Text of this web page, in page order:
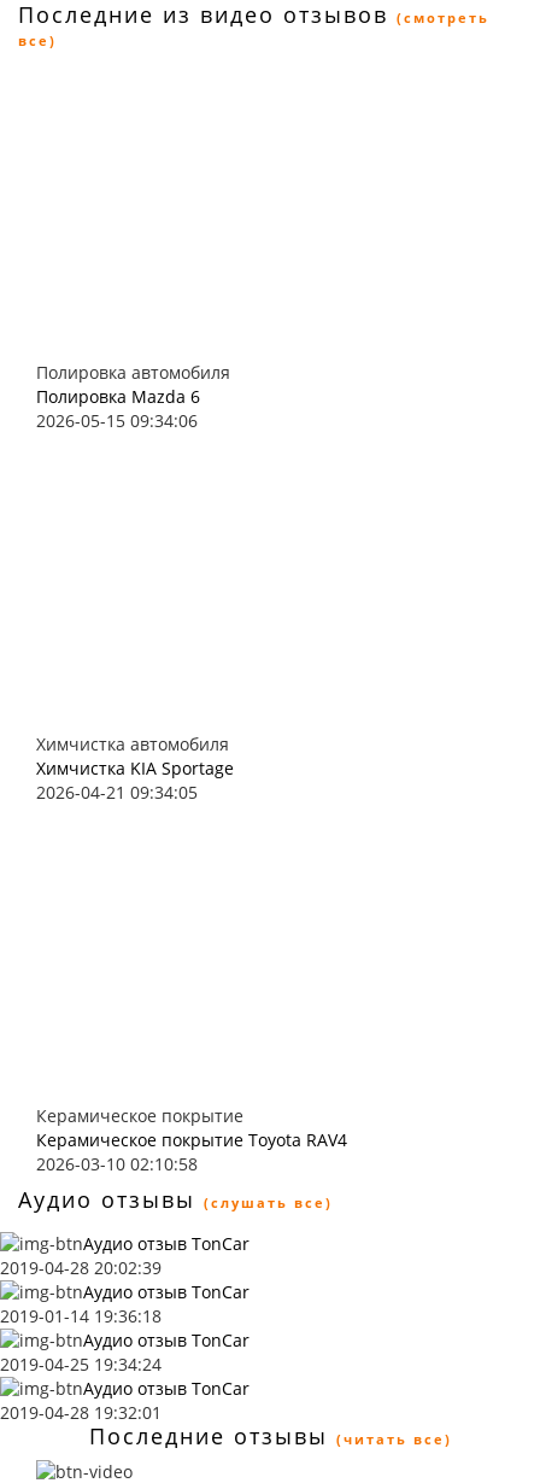
Последние из видео отзывов (смотреть
все)
Полировка автомобиля
Полировка Mazda 6
2026-05-15 09:34:06
Химчистка автомобиля
Химчистка KIA Sportage
2026-04-21 09:34:05
Керамическое покрытие
Керамическое покрытие Toyota RAV4
2026-03-10 02:10:58
Аудио отзывы (слушать все)
Аудио отзыв TonCar
2019-04-28 20:02:39
Аудио отзыв TonCar
2019-01-14 19:36:18
Аудио отзыв TonCar
2019-04-25 19:34:24
Аудио отзыв TonCar
2019-04-28 19:32:01
Последние отзывы (читать все)